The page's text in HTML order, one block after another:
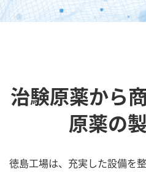
治験原薬から
原薬の
徳島工場は、充実した設備を